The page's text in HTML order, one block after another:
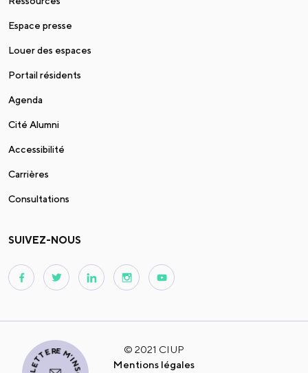
Espace presse
Louer des espaces
Portail résidents
Agenda
Cité Alumni
Accessibilité
Carrières
Consultations
SUIVEZ-NOUS
© 2021 CIUP
Mentions légales